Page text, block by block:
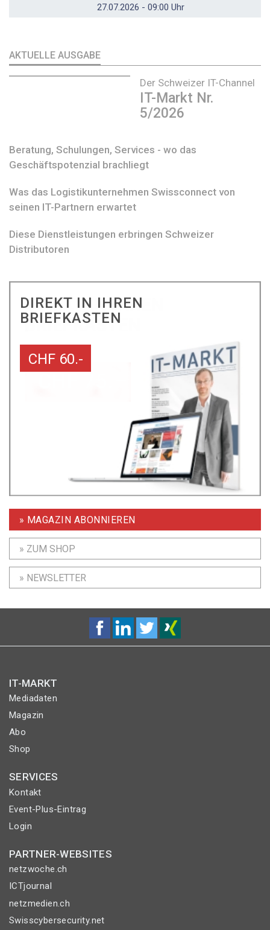
27.07.2026 - 09:00 Uhr
AKTUELLE AUSGABE
Der Schweizer IT-Channel
IT-Markt Nr.
5/2026
Beratung, Schulungen, Services - wo das
Geschäftspotenzial brachliegt
Was das Logistikunternehmen Swissconnect von
seinen IT-Partnern erwartet
Diese Dienstleistungen erbringen Schweizer
Distributoren
DIREKT IN IHREN
BRIEFKASTEN
CHF 60.-
» MAGAZIN ABONNIEREN
» ZUM SHOP
» NEWSLETTER
IT-MARKT
Mediadaten
Magazin
Abo
Shop
SERVICES
Kontakt
Event-Plus-Eintrag
Login
PARTNER-WEBSITES
netzwoche.ch
ICTjournal
netzmedien.ch
Swisscybersecurity.net